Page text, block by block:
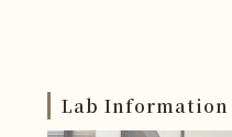
メトリックス
キンパラS12
Lab Information